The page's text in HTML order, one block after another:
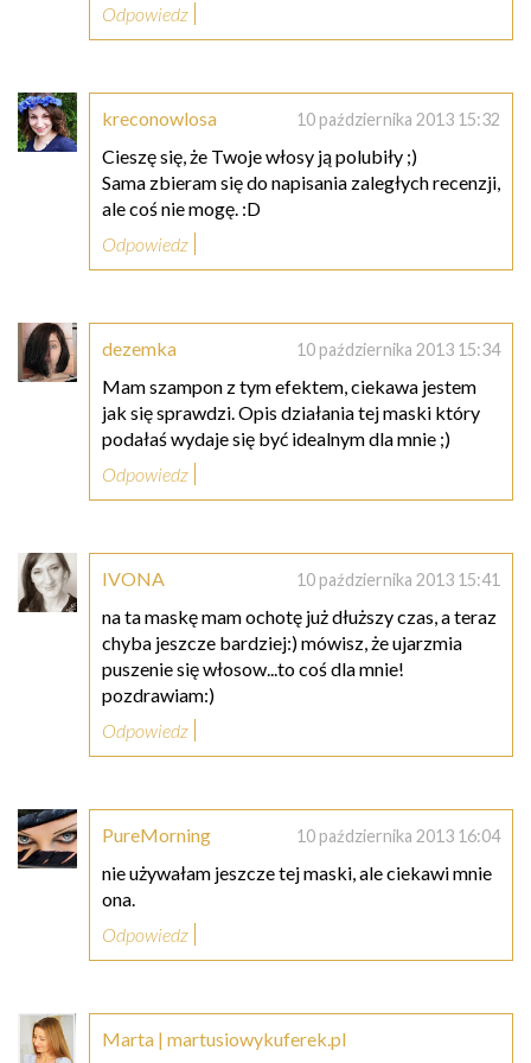
Odpowiedz
kreconowlosa 10 października 2013 15:32
Cieszę się, że Twoje włosy ją polubiły ;)
Sama zbieram się do napisania zaległych recenzji,
ale coś nie mogę. :D
Odpowiedz
dezemka 10 października 2013 15:34
Mam szampon z tym efektem, ciekawa jestem
jak się sprawdzi. Opis działania tej maski który
podałaś wydaje się być idealnym dla mnie ;)
Odpowiedz
IVONA 10 października 2013 15:41
na ta maskę mam ochotę już dłuższy czas, a teraz
chyba jeszcze bardziej:) mówisz, że ujarzmia
puszenie się włosow...to coś dla mnie!
pozdrawiam:)
Odpowiedz
PureMorning 10 października 2013 16:04
nie używałam jeszcze tej maski, ale ciekawi mnie
ona.
Odpowiedz
Marta | martusiowykuferek.pl